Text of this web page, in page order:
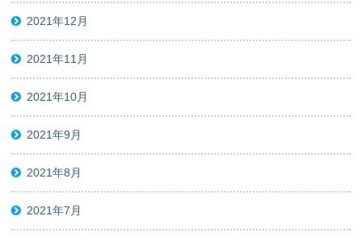
2021年12月
2021年11月
2021年10月
2021年9月
2021年8月
2021年7月